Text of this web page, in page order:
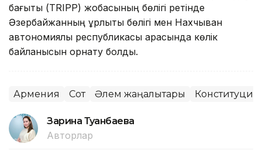
бағыты (TRIPP) жобасының бөлігі ретінде
Әзербайжанның құрлықтық бөлігі мен Нахчыван
автономиялық республикасы арасында көлік
байланысын орнату болды.
Армения Сот Әлем жаңалықтары
Зарина Туғанбаева
Авторлар